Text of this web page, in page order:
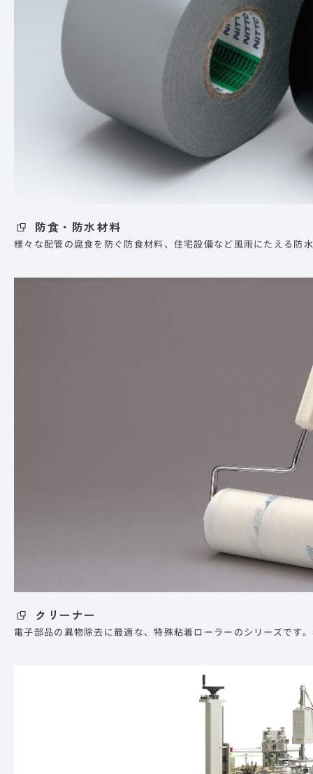
防食・防水材料
様々な配管の腐食を防ぐ防食材料、住宅設備など風雨にたえる防
クリーナー
電子部品の異物除去に最適な、特殊粘着ローラーのシリーズです